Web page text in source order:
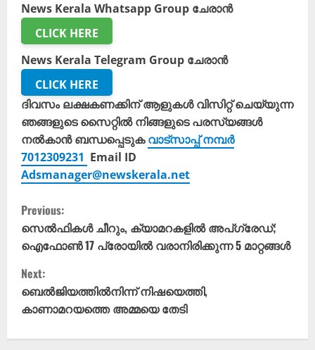
News Kerala Whatsapp Group ചേരാൻ
CLICK HERE
News Kerala Telegram Group ചേരാൻ
CLICK HERE
ദിവസം ലക്ഷകണക്കിന് ആളുകൾ വിസിറ്റ് ചെയ്യുന്ന
ഞങ്ങളുടെ സൈറ്റിൽ നിങ്ങളുടെ പരസ്യങ്ങൾ
നൽകാൻ ബന്ധപ്പെടുകവാട്സാപ്പ് നമ്പർ
7012309231 Email ID
Adsmanager@newskerala.net
C
o
n
t
i
Previous:
സെല്‍ഫികള്‍ ചീറും, ക്യാമറകളില്‍ അപ്‌ഗ്രേഡ്;
ഐഫോണ്‍ 17 പ്രോയില്‍ വരാനിരിക്കുന്ന 5 മാറ്റങ്ങള്‍
Next:
ബെൽജിയത്തിൽനിന്ന് നിഷയെത്തി,
കാണാമറയത്തെ അമ്മയെ തേടി